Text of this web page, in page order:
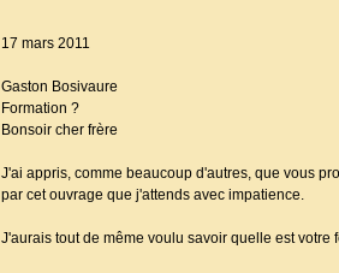
17 mars 2011
Gaston Bosivaure
Formation ?
Bonsoir cher frère
J'ai appris, comme beaucoup d'autres, que vous
par cet ouvrage que j'attends avec impatience.
J'aurais tout de même voulu savoir quelle est